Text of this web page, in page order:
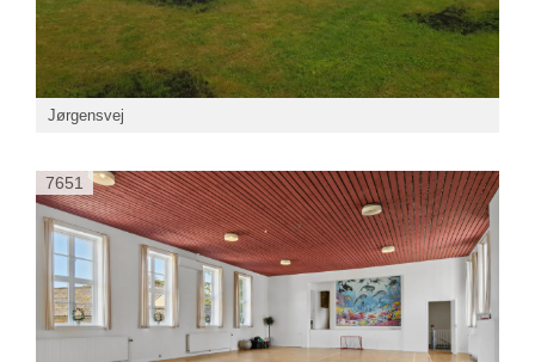
Jørgensvej
7651